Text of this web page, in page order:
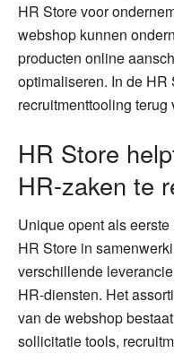
HR Store voor
webshop kunnen
producten online
optimaliseren. In de
recruitmenttooling
HR Store
HR-zaken te
Unique opent als
HR Store in
verschillende
HR-diensten. Het
van de webshop
sollicitatie tools,